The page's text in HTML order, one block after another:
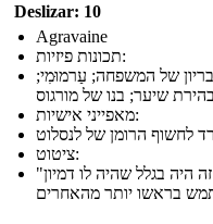
Deslizar: 10
Agravaine
תכונות פיזיות:
של המשפחה; עַרמוּמִי;
בהירת שיער; בנו של מורגוס
מאפייני אישיות:
ציטוט:
"הוא היה ערמומי, נוטה לבכות, ומפוחד של כאב. זה היה בגלל שהיה לו דמיון